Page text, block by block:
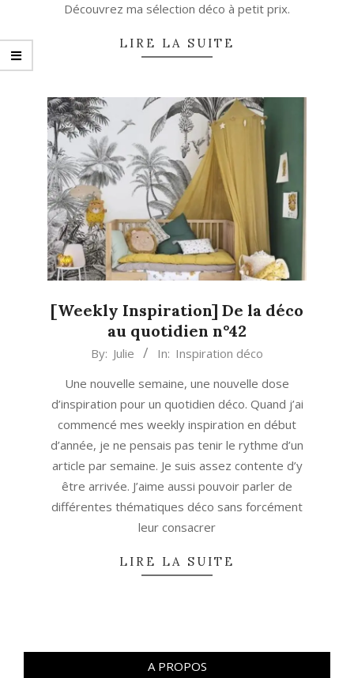
Découvrez ma sélection déco à petit prix.
LIRE LA SUITE
[Weekly Inspiration] De la déco
au quotidien n°42
By: Julie In: Inspiration déco
Une nouvelle semaine, une nouvelle dose
d’inspiration pour un quotidien déco. Quand j’ai
commencé mes weekly inspiration en début
d’année, je ne pensais pas tenir le rythme d’un
article par semaine. Je suis assez contente d’y
être arrivée. J’aime aussi pouvoir parler de
différentes thématiques déco sans forcément
leur consacrer
LIRE LA SUITE
A PROPOS